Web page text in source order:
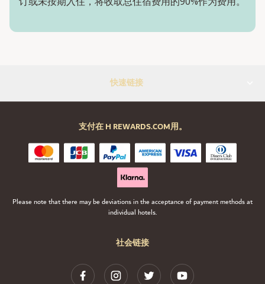
快速链接
社会链接
支付在 H REWARDS.COM用。
Please note that there may be deviations in the acceptance of payment methods at
individual hotels.